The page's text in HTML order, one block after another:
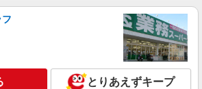
とりあえずキープ